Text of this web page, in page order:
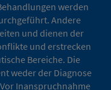
werden
Andere
und dienen der
und erstrecken
Bereiche. Die
weder der Diagnose
Inanspruchnahme